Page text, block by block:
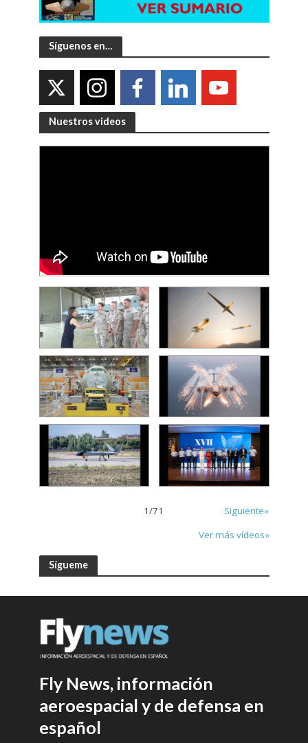
Síguenos en…
Nuestros videos
1/71
Siguiente»
Ver más vídeos»
Sígueme
Fly News, información
aeroespacial y de defensa en
español